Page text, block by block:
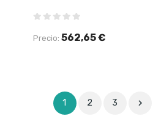
Precio: 562,65 €
1 2 3 